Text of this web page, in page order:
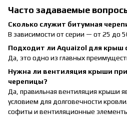
Часто задаваемые
Сколько служит битумная
В зависимости от серии — от 25 до
Подходит ли Aquaizol для
Да, это одно из главных
Нужна ли вентиляция крыши
черепицы?
Да, правильная вентиляция крыши
условием для долговечности
софиты и вентиляционные